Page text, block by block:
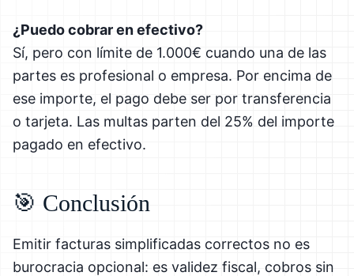
¿Puedo cobrar en efectivo?
Sí, pero con límite de 1.000€ cuando una de las
partes es profesional o empresa. Por encima de
ese importe, el pago debe ser por transferencia
o tarjeta. Las multas parten del 25% del importe
pagado en efectivo.
🎯 Conclusión
Emitir facturas simplificadas correctos no es
burocracia opcional: es validez fiscal, cobros sin